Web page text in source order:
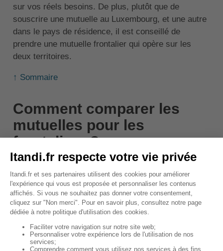
sur vos réels besoins. De plus, plutôt que de
souscrire une mutuelle au Luxembourg, et une autre
dans le pays de résidence, il est conseillé de
prendre une mutuelle frontalier qui opère sur les
deux territoires.
↑ Sommaire
Comment comparer les
mutuelles pour les
frontaliers ?
Pour choisir la complémentaire santé qui vous
correspond le mieux, il est recommandé de
comparer les offres disponibles
. Mais avant de
passer à la comparaison, vous devez faire une liste
de vos besoins et attentes. Cela vous permettra
d'affiner vos recherches et de gagner du temps par
la même occasion.